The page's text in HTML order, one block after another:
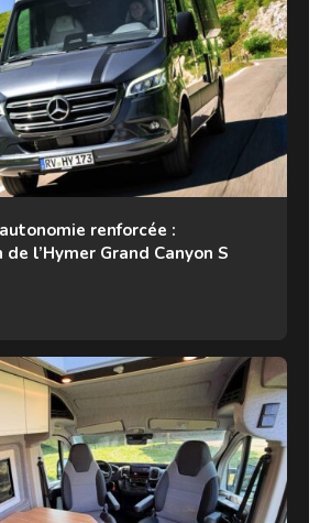
renforcée :
l’Hymer Grand Canyon S